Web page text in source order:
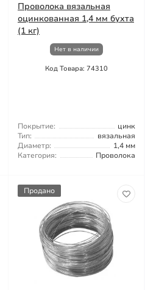
Проволока вязальная
оцинкованная 1,4 мм бухта
(1 кг)
Нет в наличии
Код Товара: 74310
Покрытие:
цинк
Тип:
вязальная
Диаметр:
1,4 мм
Категория:
Проволока
Продано